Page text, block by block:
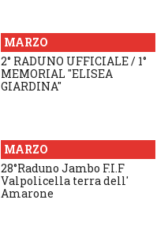
MARZO
2° RADUNO UFFICIALE / 1°
MEMORIAL "ELISEA
GIARDINA"
MARZO
28°Raduno Jambo F.I.F
Valpolicella terra dell'
Amarone